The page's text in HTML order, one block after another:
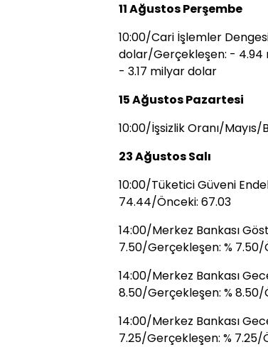
11 Ağustos Perşembe
10:00/Cari İşlemler
dolar/Gerçekleşen: - 4.94
- 3.17 milyar dolar
15 Ağustos Pazartesi
10:00/İşsizlik Oranı/
23 Ağustos Salı
10:00/Tüketici Güveni
74.44/Önceki: 67.03
14:00/Merkez Bankası
7.50/Gerçekleşen: % 7.50/
14:00/Merkez Bankası
8.50/Gerçekleşen: % 8.50/
14:00/Merkez Bankası
7.25/Gerçekleşen: % 7.25/